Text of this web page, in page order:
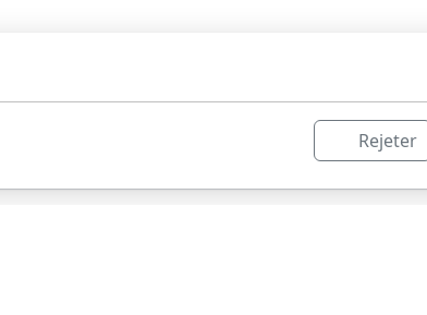
Rejeter